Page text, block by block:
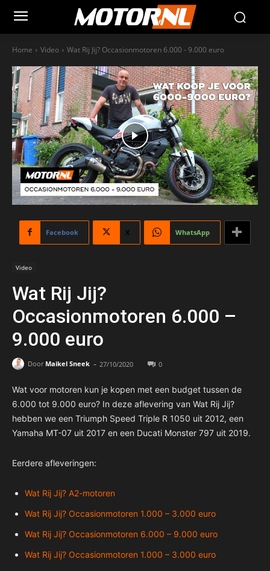
Home Video Wat Rij Jij? Occasionmotoren 6.000 - 9.000 euro
Facebook X WhatsApp
Video
Wat Rij Jij?
Occasionmotoren 6.000 –
9.000 euro
Door Maikel Sneek - 27/10/2020 0
Wat voor motoren kun je kopen met een budget tussen de
6.000 tot 9.000 euro? In deze aflevering van Wat Rij Jij?
hebben we een Triumph Speed Triple R 1050 uit 2012, een
Yamaha MT-07 uit 2017 en een Ducati Monster 797 uit 2019.
Eerdere afleveringen:
Wat Rij Jij? A2-motoren
Wat Rij Jij? Occasionmotoren 1.000 – 3.000 euro
Wat Rij Jij? Occasionmotoren 6.000 – 9.000 euro
Wat Rij Jij? Occasionmotoren 1.000 – 3.000 euro